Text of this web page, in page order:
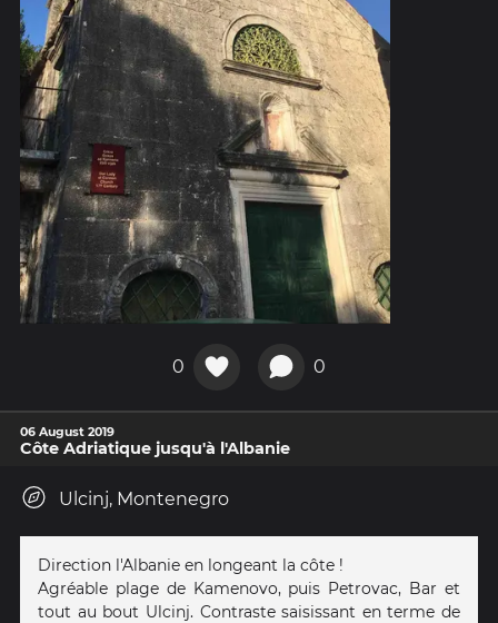
0 0
06 August 2019
Côte Adriatique jusqu'à l'Albanie
Ulcinj, Montenegro
Direction l'Albanie en longeant la côte !
Agréable plage de Kamenovo, puis Petrovac, Bar et
tout au bout Ulcinj. Contraste saisissant en terme de